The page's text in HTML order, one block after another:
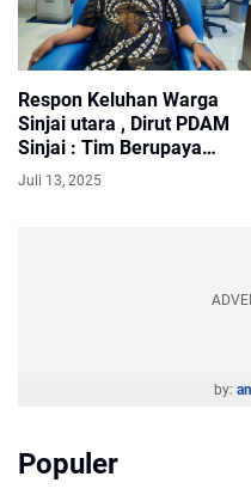
Respon Keluhan Warga
Sinjai utara , Dirut PDAM
Sinjai : Tim Berupaya
Lakukan Perbaikan Pipa
Bocor Secepatnya
Juli 13, 2025
by:
Populer